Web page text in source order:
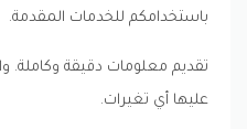
باستخدامكم للخدمات المقدمة.
تقديم معلومات دقيقة وكاملة.
عليها أي تغيرات.